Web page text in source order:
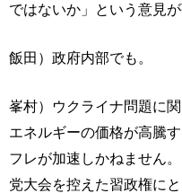
ではないか」という意見が
飯田）政府内部でも。
峯村）ウクライナ問題に
エネルギーの価格が高騰
フレが加速しかねません
党大会を控えた習政権に